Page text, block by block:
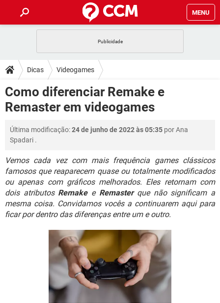
MENU
CELULAR
OUTLOOK EXCEL
INSTAGRAM GMAIL
DICAS
JOGOS
CELULAR FACEBOOK
EXCEL
INSTAGRAM GMAIL
DOWNLOADS
JOGOS WHATSAPP
OUTLOOK
INSTAGRAM GMAIL
GUIA DE COMPRAS
FÓRUM
JOGOS WHATSAPP
OUTLOOK EXCEL
INSTAGRAM GMAIL
GUIA DE COMPRAS
GLOSSÁRIO
JOGOS WHATSAPP
CELULAR FACEBOOK
OUTLOOK EXCEL
INSTAGRAM GMAIL
Dicas Videogames
Como diferenciar Remake e
Remaster em videogames
Última modificação:24 de junho de 2022 às 05:35 porAna
Spadari .
Vemos cada vez com mais frequência games clássicos
famosos que reaparecem quase ou totalmente modificados
ou apenas com gráficos melhorados. Eles retornam com
dois atributos Remakee Remasterque não significam a
mesma coisa. Convidamos vocês a continuarem aqui para
ficar por dentro das diferenças entre um e outro.